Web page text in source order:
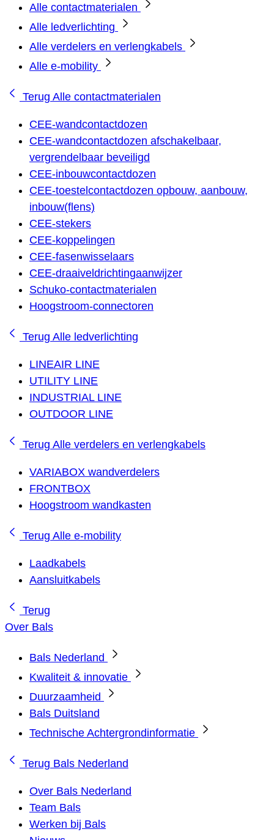
Alle contactmaterialen
Alle ledverlichting
Alle verdelers en verlengkabels
Alle e-mobility
Terug Alle contactmaterialen
CEE-wandcontactdozen
CEE-wandcontactdozen afschakelbaar,
vergrendelbaar beveiligd
CEE-inbouwcontactdozen
CEE-toestelcontactdozen opbouw, aanbouw,
inbouw(flens)
CEE-stekers
CEE-koppelingen
CEE-fasenwisselaars
CEE-draaiveldrichtingaanwijzer
Schuko-contactmaterialen
Hoogstroom-connectoren
Terug Alle ledverlichting
LINEAIR LINE
UTILITY LINE
INDUSTRIAL LINE
OUTDOOR LINE
Terug Alle verdelers en verlengkabels
VARIABOX wandverdelers
FRONTBOX
Hoogstroom wandkasten
Terug Alle e-mobility
Laadkabels
Aansluitkabels
Terug
Over Bals
Bals Nederland
Kwaliteit & innovatie
Duurzaamheid
Bals Duitsland
Technische Achtergrondinformatie
Terug Bals Nederland
Over Bals Nederland
Team Bals
Werken bij Bals